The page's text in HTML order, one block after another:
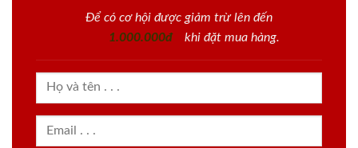
Để có cơ hội được giảm trừ lên đến
1.000.000đ
khi đặt mua hàng.